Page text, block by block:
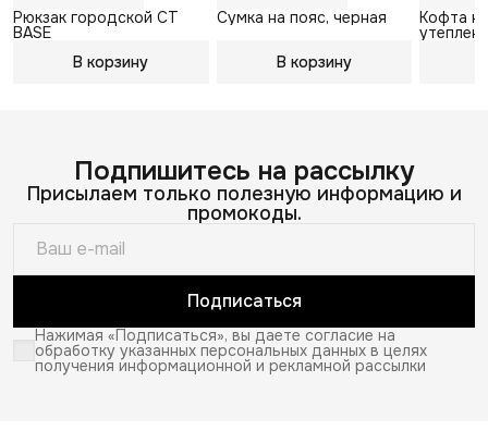
Рюкзак городской CT
BASE
В корзину
Сумка на пояс, черная
В корзину
Кофта
Подпишитесь на рассылку
Присылаем только полезную информацию и
промокоды.
Подписаться
Нажимая «Подписаться», вы даете согласие на
обработку указанных персональных данных в целях
получения информационной и рекламной рассылки